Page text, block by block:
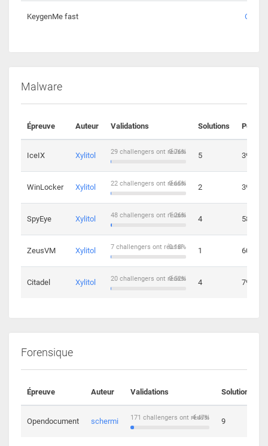
KeygenMe fast Ge0
Malware
Épreuve Auteur Validations Solutions Points
IceIX Xylitol 0.76%
29 challengers ont réussi 5 39
WinLocker Xylitol 0.65%
22 challengers ont réussi 2 39
SpyEye Xylitol 1.26%
48 challengers ont réussi 4 58
ZeusVM Xylitol 0.18%
7 challengers ont réussi 1 60
Citadel Xylitol 0.52%
20 challengers ont réussi 4 79
Forensique
Épreuve Auteur Validations Solutions
Opendocument schermi 4.47%
171 challengers ont réussi 9